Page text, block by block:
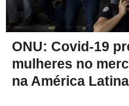
ONU: Covid-19
mulheres no
na América Latina